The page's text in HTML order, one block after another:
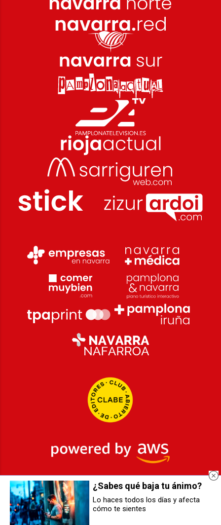
2026
© Grupo Comunikaze
Desarrollado por: OA Cloud
Salud admite que el parón de
actividad extraordinaria en el HUN
El Parlamento tramita por
¿Sabes qué baja tu ánimo?
Lo haces todos los días y afecta
cómo te sientes